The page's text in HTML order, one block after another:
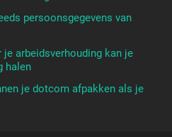
persoonsgegevens van
arbeidsverhouding kan je
halen
je dotcom afpakken als je